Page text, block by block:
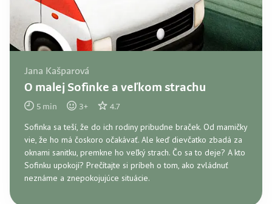
Jana Kašparová
O malej Sofinke a veľkom strachu
5 min 3+ 4.7
Sofinka sa teší, že do ich rodiny pribudne braček. Od mamičky
vie, že ho má čoskoro očakávať. Ale keď dievčatko zbadá za
oknami sanitku, premkne ho veľký strach. Čo sa to deje? A kto
Sofinku upokojí? Prečítajte si príbeh o tom, ako zvládnuť
neznáme a znepokojujúce situácie.